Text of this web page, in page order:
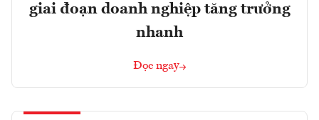
giai đoạn doanh nghiệp tăng trưởng
nhanh
Đọc ngay